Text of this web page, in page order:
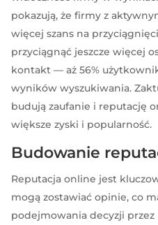
pokazują, że firmy z
więcej szans na
przyciągnąć jeszcze więcej
kontakt — aż 56%
wyników wyszukiwania.
budują zaufanie i reputację
większe zyski i popularność.
Budowanie
Reputacja online jest
mogą zostawiać opinie, co
podejmowania decyzji